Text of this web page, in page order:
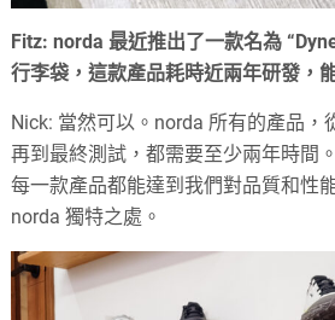
Fitz: norda 最近推出了一款名為
行李袋，這款產品耗時近兩年研發，
Nick: 當然可以。norda 所有的產品，
再到最終測試，都需要至少兩年時間
每一款產品都能達到我們對品質和性
norda 獨特之處。